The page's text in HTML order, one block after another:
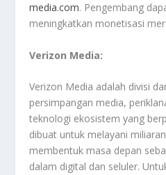
media.com. Pengembang
meningkatkan monetisasi
Verizon Media:
Verizon Media adalah divisi
persimpangan media,
teknologi ekosistem yang
dibuat untuk melayani
membentuk masa depan
dalam digital dan seluler.